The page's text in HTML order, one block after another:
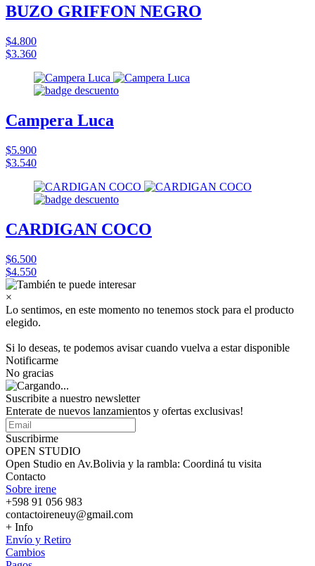
BUZO GRIFFON NEGRO
$4.800
$3.360
Campera Luca
$5.900
$3.540
CARDIGAN COCO
$6.500
$4.550
×
Lo sentimos, en este momento no tenemos stock para el producto
elegido.
Si lo deseas, te podemos avisar cuando vuelva a estar disponible
Notificarme
No gracias
Suscribite a nuestro newsletter
Enterate de nuevos lanzamientos y ofertas exclusivas!
Suscribirme
OPEN STUDIO
Open Studio en Av.Bolivia y la rambla: Coordiná tu visita
Contacto
Sobre irene
+598 91 056 983
contactoireneuy@gmail.com
+ Info
Envío y Retiro
Cambios